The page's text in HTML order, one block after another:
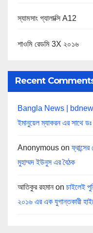
স্যামসাং গ্যালাক্সি A12
শাওমি রেডমি 3X ২০১৬
Recent
Bangla News |
ইমানুয়েল ম্যাকরন এর সাথে
Anonymous on
মুহাম্মদ ইউনুস এর বৈঠক
আতিকুর রহমান on চাইলেই
২০১৬ এর এক যুগান্তকারী